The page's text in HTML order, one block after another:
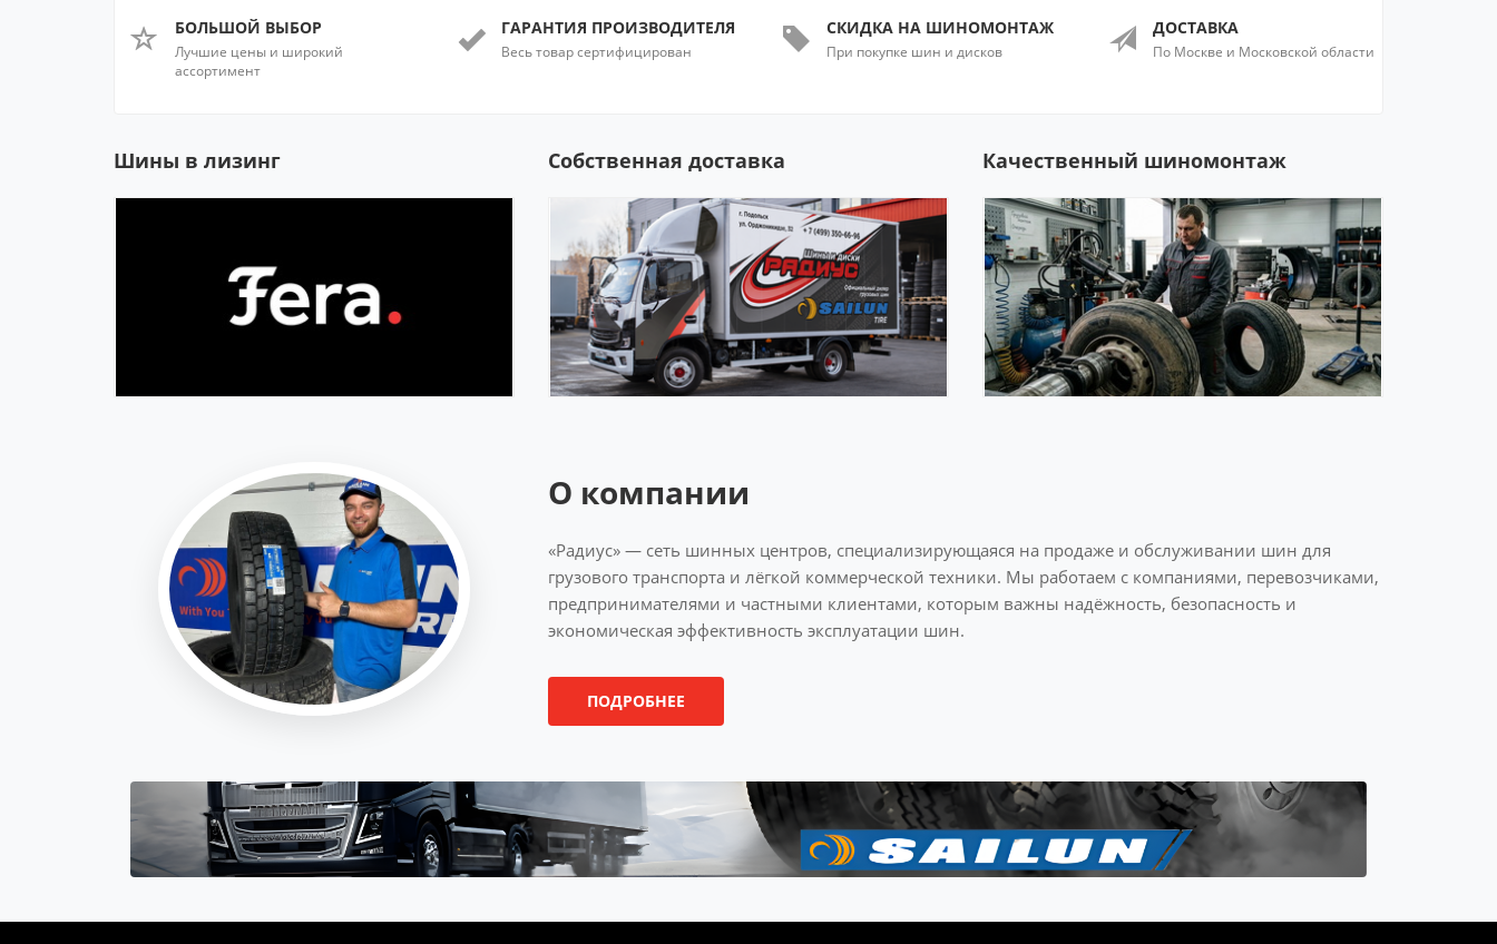
БОЛЬШОЙ ВЫБОР
Лучшие цены и широкий
ассортимент
ГАРАНТИЯ ПРОИЗВОДИТЕЛЯ
Весь товар сертифицирован
СКИДКА НА ШИНОМОНТАЖ
При покупке шин и дисков
ДОСТАВКА
По Москве и Московской области
Шины в лизинг Собственная доставка Качественный шиномонтаж
О компании
«Радиус» — сеть шинных центров, специализирующаяся на продаже и обслуживании шин для
грузового транспорта и лёгкой коммерческой техники. Мы работаем с компаниями, перевозчиками,
предпринимателями и частными клиентами, которым важны надёжность, безопасность и
экономическая эффективность эксплуатации шин.
ПОДРОБНЕЕ